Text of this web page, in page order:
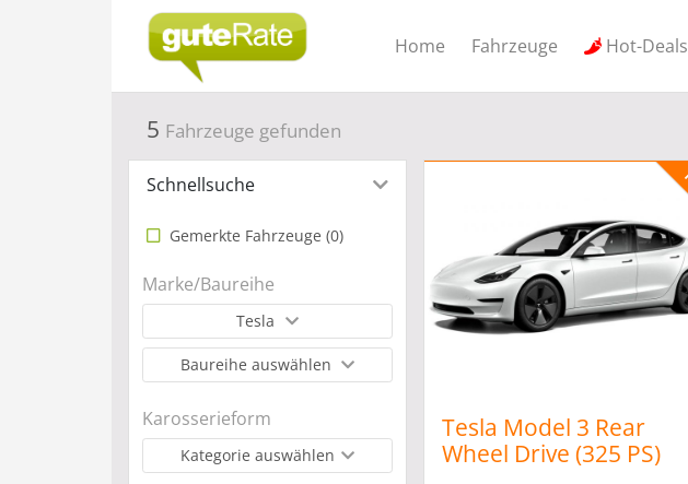
Home Fahrzeuge Hot-Deals
5 Fahrzeuge gefunden
Schnellsuche
Gemerkte Fahrzeuge (0)
Marke/Baureihe
Tesla
Baureihe auswählen
Karosserieform
Kategorie auswählen
Tesla Model 3 Rear
Wheel Drive (325 PS)